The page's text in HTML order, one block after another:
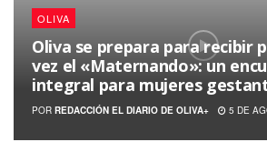
OLIVA
Oliva se prepara para recibir
vez el «Maternando»: un
integral para mujeres
POR REDACCIÓN EL DIARIO DE OLIVA+ 5 DE